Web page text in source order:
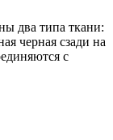
два типа ткани:
черная сзади на
с